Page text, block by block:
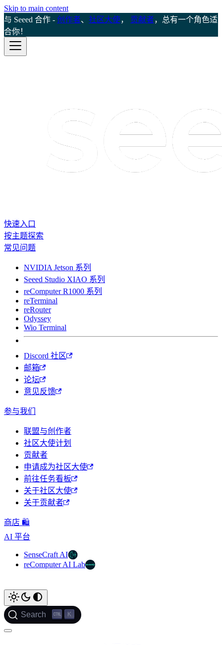
Skip to main content
与 Seeed 合作 - 创作者、 社区大使， 贡献者，总有一个角色适
合你！
快速入口
按主题探索
常见问题
NVIDIA Jetson 系列
Seeed Studio XIAO 系列
reComputer R1000 系列
reTerminal
reRouter
Odyssey
Wio Terminal
Discord 社区
邮箱
论坛
意见反馈
参与我们
联盟与创作者
社区大使计划
贡献者
申请成为社区大使
前往任务看板
关于社区大使
关于贡献者
商店 🛍️
AI 平台
SenseCraft AI
reComputer AI Lab
Search K